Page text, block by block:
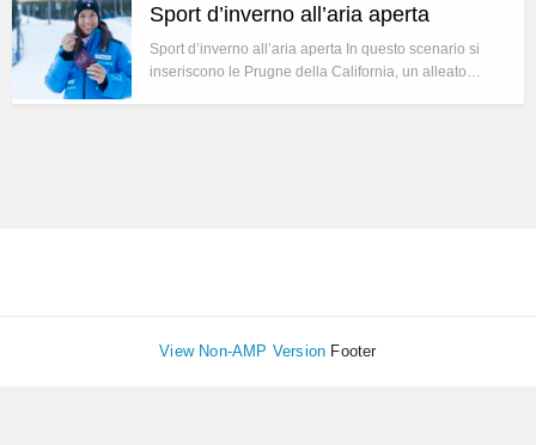
Sport d’inverno all’aria aperta
Sport d’inverno all’aria aperta In questo scenario si
inseriscono le Prugne della California, un alleato…
View Non-AMP Version Footer